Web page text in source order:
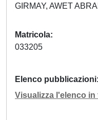
GIRMAY, AWET
Matricola
033205
Elenco pubblicazioni
Visualizza l'elenco in